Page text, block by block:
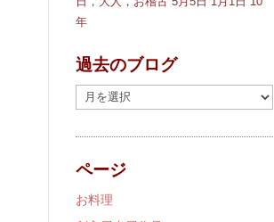
年
過去のブログ
去
の
ロ
グ
ページ
お料理